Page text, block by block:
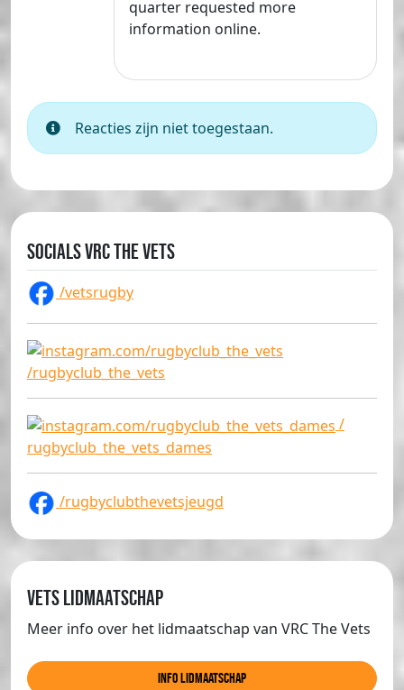
quarter requested more
information online.
Reacties zijn niet toegestaan.
Socials VRC The Vets
/vetsrugby
/rugbyclub_the_vets
/
rugbyclub_the_vets_dames
/rugbyclubthevetsjeugd
Vets lidmaatschap
Meer info over het lidmaatschap van VRC The Vets
info lidmaatschap